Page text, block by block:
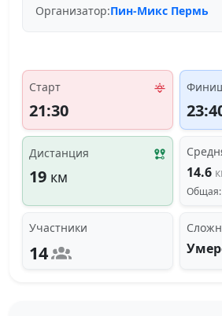
Организатор:Пин-Микс Пермь
Старт
21:30
Дистанция
19 км 14.6
Общая:
Участники
14